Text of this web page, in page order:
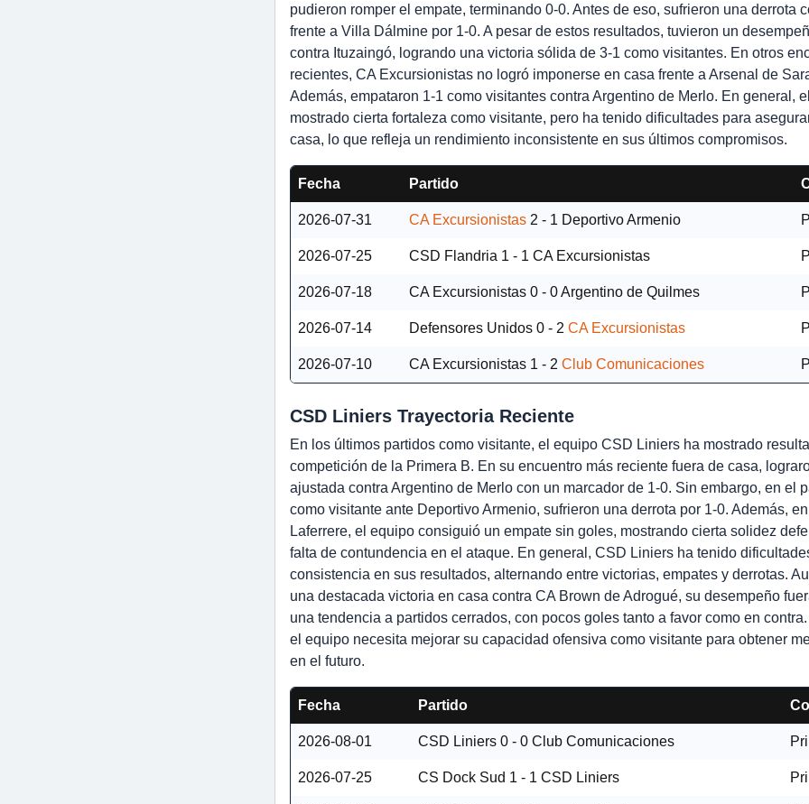
pudieron romper el empate, terminando 0-0. Antes de eso, sufrieron una derrota
frente a Villa Dálmine por 1-0. A pesar de estos resultados, tuvieron un
contra Ituzaingó, logrando una victoria sólida de 3-1 como visitantes. En otros
recientes, CA Excursionistas no logró imponerse en casa frente a Arsenal de
Además, empataron 1-1 como visitantes contra Argentino de Merlo. En general,
mostrado cierta fortaleza como visitante, pero ha tenido dificultades para
casa, lo que refleja un rendimiento inconsistente en sus últimos compromisos.
Fecha Partido
2026-07-31 CA Excursionistas 2 - 1 Deportivo Armenio
2026-07-25 CSD Flandria 1 - 1 CA Excursionistas
2026-07-18 CA Excursionistas 0 - 0Argentino de Quilmes
2026-07-14 Defensores Unidos 0 - 2 CA Excursionistas
2026-07-10 CA Excursionistas 1 - 2 Club Comunicaciones
CSD Liniers Trayectoria Reciente
En los últimos partidos como visitante, el equipo CSD Liniers ha mostrado
competición de la Primera B. En su encuentro más reciente fuera de casa,
ajustada contra Argentino de Merlo con un marcador de 1-0. Sin embargo, en el
como visitante ante Deportivo Armenio, sufrieron una derrota por 1-0. Además,
Laferrere, el equipo consiguió un empate sin goles, mostrando cierta solidez
falta de contundencia en el ataque. En general, CSD Liniers ha tenido
consistencia en sus resultados, alternando entre victorias, empates y derrotas.
una destacada victoria en casa contra CA Brown de Adrogué, su desempeño
una tendencia a partidos cerrados, con pocos goles tanto a favor como en
el equipo necesita mejorar su capacidad ofensiva como visitante para obtener
en el futuro.
Fecha Partido
2026-08-01 CSD Liniers 0 - 0 Club Comunicaciones
2026-07-25 CS Dock Sud 1 - 1 CSD Liniers